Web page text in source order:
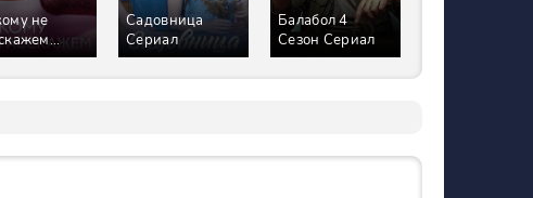
не
Садовница
Сериал
Балабол 4
Сезон Сериал